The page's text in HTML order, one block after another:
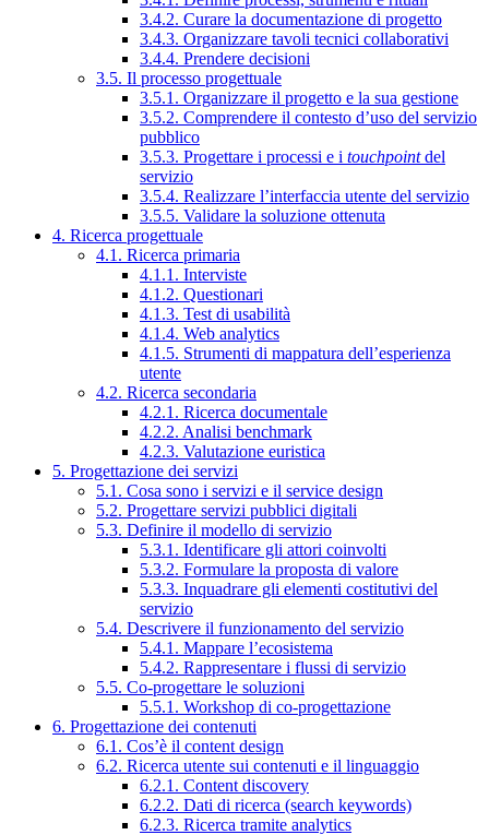
3.4.2. Curare la documentazione di progetto
3.4.3. Organizzare tavoli tecnici collaborativi
3.4.4. Prendere decisioni
3.5. Il processo progettuale
3.5.1. Organizzare il progetto e la sua gestione
3.5.2. Comprendere il contesto d’uso del servizio
pubblico
3.5.3. Progettare i processi e i touchpointdel
servizio
3.5.4. Realizzare l’interfaccia utente del servizio
3.5.5. Validare la soluzione ottenuta
4. Ricerca progettuale
4.1. Ricerca primaria
4.1.1. Interviste
4.1.2. Questionari
4.1.3. Test di usabilità
4.1.4. Web analytics
4.1.5. Strumenti di mappatura dell’esperienza
utente
4.2. Ricerca secondaria
4.2.1. Ricerca documentale
4.2.2. Analisi benchmark
4.2.3. Valutazione euristica
5. Progettazione dei servizi
5.1. Cosa sono i servizi e il service design
5.2. Progettare servizi pubblici digitali
5.3. Definire il modello di servizio
5.3.1. Identificare gli attori coinvolti
5.3.2. Formulare la proposta di valore
5.3.3. Inquadrare gli elementi costitutivi del
servizio
5.4. Descrivere il funzionamento del servizio
5.4.1. Mappare l’ecosistema
5.4.2. Rappresentare i flussi di servizio
5.5. Co-progettare le soluzioni
5.5.1. Workshop di co-progettazione
6. Progettazione dei contenuti
6.1. Cos’è il content design
6.2. Ricerca utente sui contenuti e il linguaggio
6.2.1. Content discovery
6.2.2. Dati di ricerca (search keywords)
6.2.3. Ricerca tramite analytics